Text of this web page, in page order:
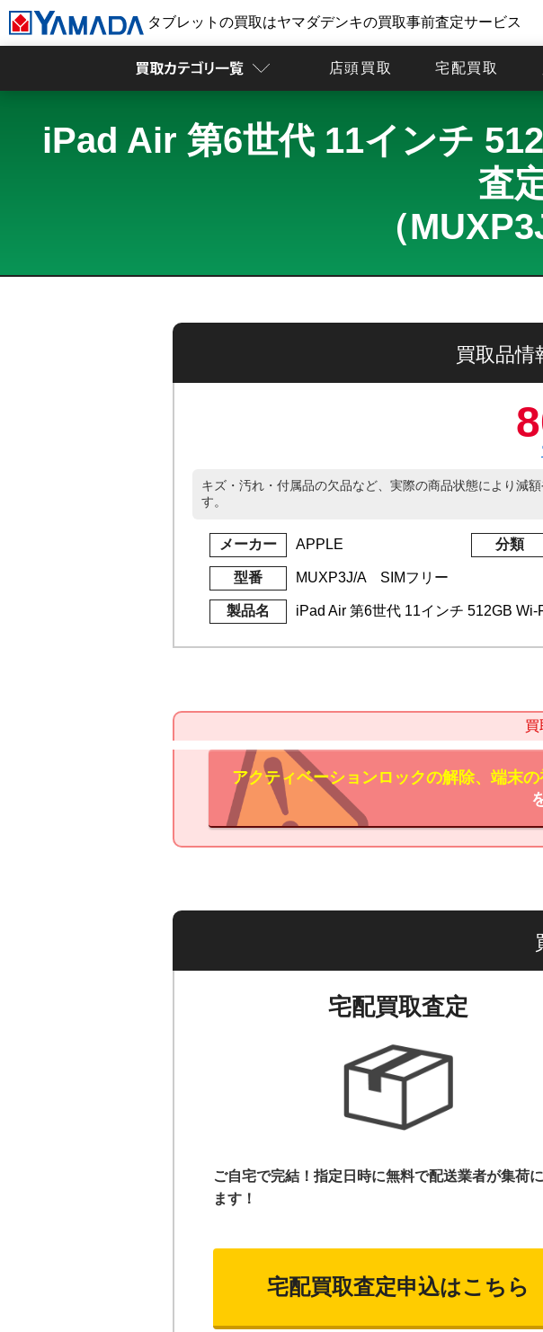
タブレットの買取はヤマダデンキの買取事前査定サービス
店頭買取 宅配買取
iPad Air 第6世代 11インチ
査
（
買取品情
キズ・汚れ・付属品の欠品など、実際の商品状態により減
す。
メーカー APPLE 分類
型番 MUXP3J/A SIMフリー
製品名 iPad Air 第6世代 11インチ 512GB Wi-
買
アクティベーションロックの解除、端末
宅配買取査定
ご自宅で完結！指定日時に無料で配送業者が集荷
ます！
宅配買取査定申込はこちら